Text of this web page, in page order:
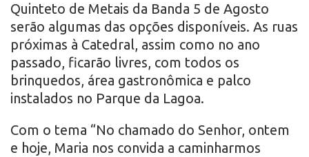
Quinteto de Metais da Banda 5 de Agosto
serão algumas das opções disponíveis. As ruas
próximas à Catedral, assim como no ano
passado, ficarão livres, com todos os
brinquedos, área gastronômica e palco
instalados no Parque da Lagoa.
Com o tema “No chamado do Senhor, ontem
e hoje, Maria nos convida a caminharmos